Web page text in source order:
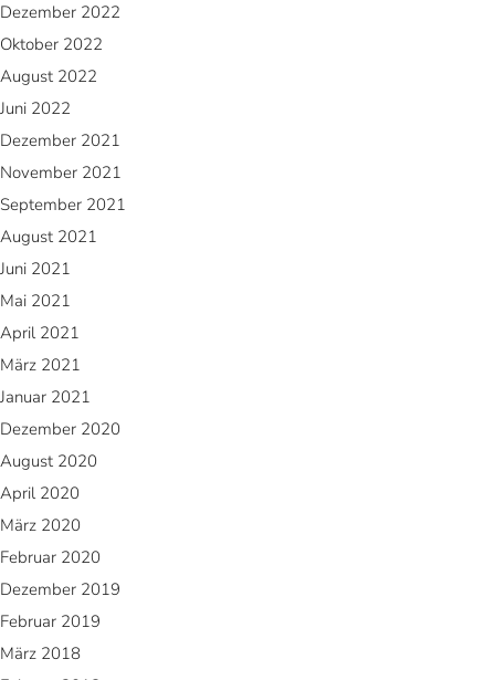
Dezember 2022
Oktober 2022
August 2022
Juni 2022
Dezember 2021
November 2021
September 2021
August 2021
Juni 2021
Mai 2021
April 2021
März 2021
Januar 2021
Dezember 2020
August 2020
April 2020
März 2020
Februar 2020
Dezember 2019
Februar 2019
März 2018